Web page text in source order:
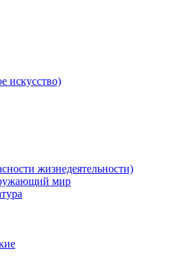
искусство)
жизнедеятельности)
мир